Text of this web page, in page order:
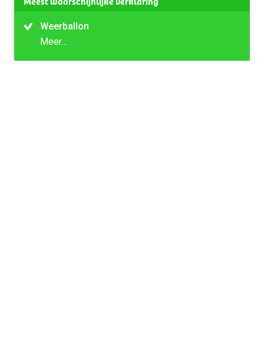
Weerballon
Meer…